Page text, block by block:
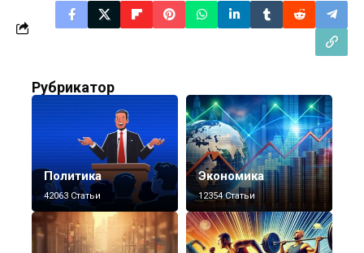
Рубрикатор
Политика
42063 Статьи
Экономика
12354 Статьи